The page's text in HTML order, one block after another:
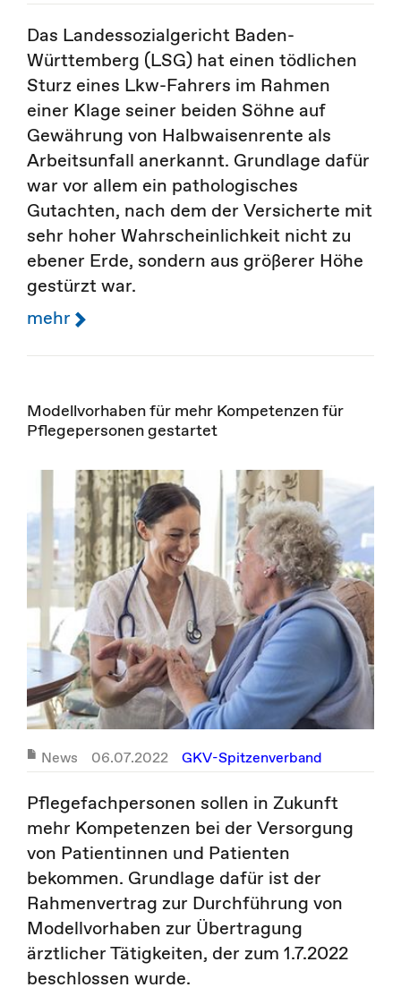
Das Landessozialgericht Baden-
Württemberg (LSG) hat einen tödlichen
Sturz eines Lkw-Fahrers im Rahmen
einer Klage seiner beiden Söhne auf
Gewährung von Halbwaisenrente als
Arbeitsunfall anerkannt. Grundlage dafür
war vor allem ein pathologisches
Gutachten, nach dem der Versicherte mit
sehr hoher Wahrscheinlichkeit nicht zu
ebener Erde, sondern aus größerer Höhe
gestürzt war.
mehr
Modellvorhaben für mehr Kompetenzen für
Pflegepersonen gestartet
News 06.07.2022 GKV-Spitzenverband
Pflegefachpersonen sollen in Zukunft
mehr Kompetenzen bei der Versorgung
von Patientinnen und Patienten
bekommen. Grundlage dafür ist der
Rahmenvertrag zur Durchführung von
Modellvorhaben zur Übertragung
ärztlicher Tätigkeiten, der zum 1.7.2022
beschlossen wurde.